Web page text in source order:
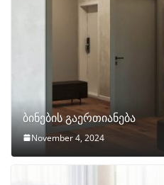
ბინების გაერთიანება
November 4, 2024